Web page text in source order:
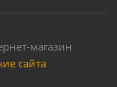
магазин
сайта